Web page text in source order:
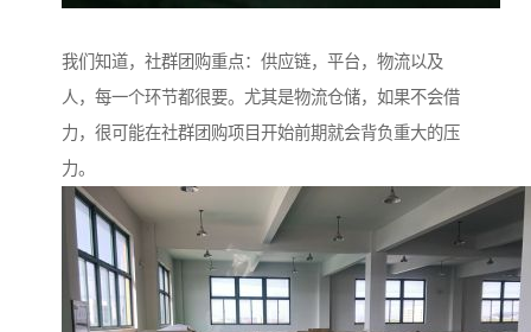
我们知道，社群团购重点：供应链，平台，物流以及
人，每一个环节都很要。尤其是物流仓储，如果不会借
力，很可能在社群团购项目开始前期就会背负重大的压
力。